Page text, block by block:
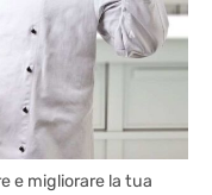
e migliorare la tua